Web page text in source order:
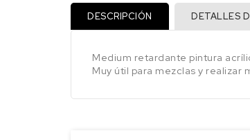
DESCRIPCIÓN DETALLES
Medium retardante pintura
Muy útil para mezclas y realizar